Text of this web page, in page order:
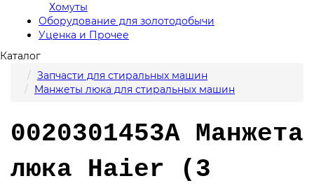
Хомуты
Оборудование для золотодобычи
Уценка и Прочее
Каталог
Запчасти для стиральных машин
Манжеты люка для стиральных машин
0020301453A Манжета
люка Haier (3